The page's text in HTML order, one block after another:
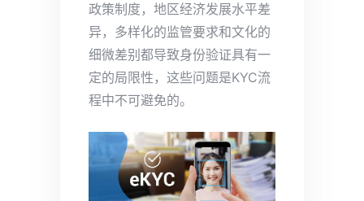
政策制度，地区经济发展水平差
异，多样化的监管要求和文化的
细微差别都导致身份验证具有一
定的局限性，这些问题是KYC流
程中不可避免的。